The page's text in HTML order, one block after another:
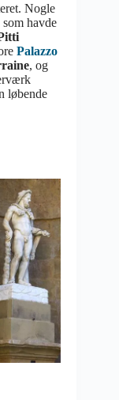
Nogle
som havde
Palazzo
, og
løbende